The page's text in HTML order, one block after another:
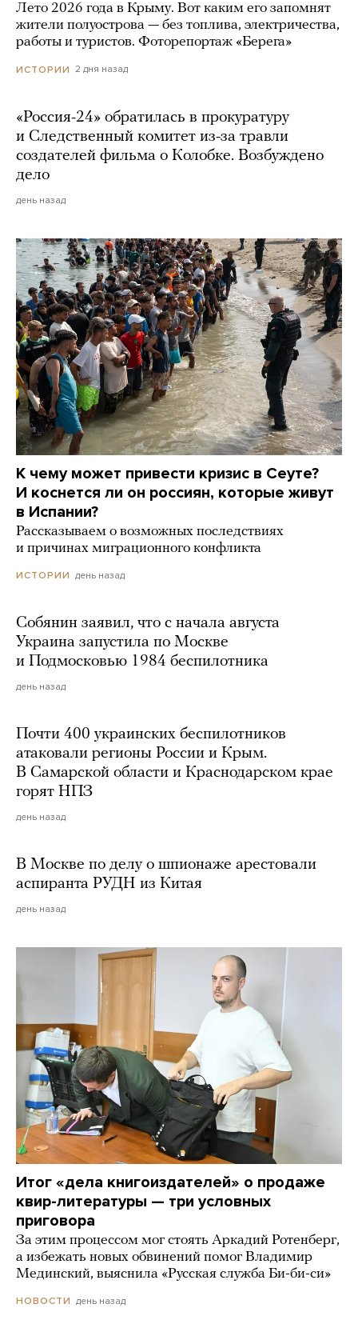
Лето 2026 года в Крыму. Вот каким его запомнят
жители полуострова — без топлива, электричества,
работы и туристов. Фоторепортаж «Берега»
ИСТОРИИ 2 дня назад
«Россия-24» обратилась в прокуратуру
и Следственный комитет из-за травли
создателей фильма о Колобке. Возбуждено
дело
день назад
К чему может привести кризис в Сеуте?
И коснется ли он россиян, которые живут
в Испании?
Рассказываем о возможных последствиях
и причинах миграционного конфликта
ИСТОРИИ день назад
Собянин заявил, что с начала августа
Украина запустила по Москве
и Подмосковью 1984 беспилотника
день назад
Почти 400 украинских беспилотников
атаковали регионы России и Крым.
В Самарской области и Краснодарском крае
горят НПЗ
день назад
В Москве по делу о шпионаже арестовали
аспиранта РУДН из Китая
день назад
Итог «дела книгоиздателей» о продаже
квир-литературы — три условных
приговора
За этим процессом мог стоять Аркадий Ротенберг,
а избежать новых обвинений помог Владимир
Мединский, выяснила «Русская служба Би-би-си»
НОВОСТИ день назад